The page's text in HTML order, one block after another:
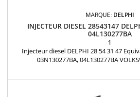
MARQUE: DELPHI
INJECTEUR DIESEL 28543147
04L130277BA
1
Injecteur diesel DELPHI 28 54 31 47
03N130277BA, 04L130277BA